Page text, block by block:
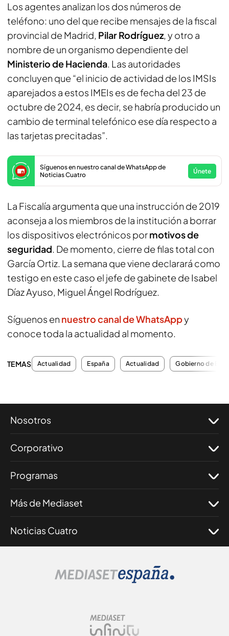
Los agentes analizan los dos números de
teléfono: uno del que recibe mensajes de la fiscal
provincial de Madrid, Pilar Rodríguez, y otro a
nombre de un organismo dependiente del
Ministerio de Hacienda. Las autoridades
concluyen que “el inicio de actividad de los IMSIs
aparejados a estos IMEIs es de fecha del 23 de
octubre de 2024, es decir, se habría producido un
cambio de terminal telefónico ese día respecto a
las tarjetas precitadas”.
Síguenos en nuestro canal de WhatsApp de
Noticias Cuatro
Únete
La Fiscalía argumenta que una instrucción de 2019
aconseja a los miembros de la institución a borrar
los dispositivos electrónicos pormotivos de
seguridad. De momento, cierre de filas total con
García Ortiz. La semana que viene declarará como
testigo en este caso el jefe de gabinete de Isabel
Díaz Ayuso, Miguel Ángel Rodríguez.
Síguenos en nuestro canal de WhatsAppy
conoce toda la actualidad al momento.
TEMAS Actualidad España Actualidad Gobierno de
Nosotros
Corporativo
Programas
Más de Mediaset
Noticias Cuatro